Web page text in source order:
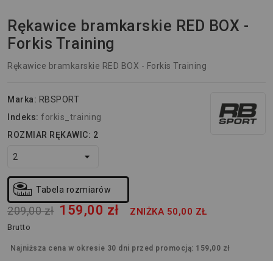
Rękawice bramkarskie RED BOX -
Forkis Training
Rękawice bramkarskie RED BOX - Forkis Training
Marka: RBSPORT
Indeks: forkis_training
ROZMIAR RĘKAWIC: 2
Tabela rozmiarów
209,00 zł 159,00 zł ZNIŻKA 50,00 ZŁ
Brutto
Najniższa cena w okresie 30 dni przed promocją: 159,00 zł